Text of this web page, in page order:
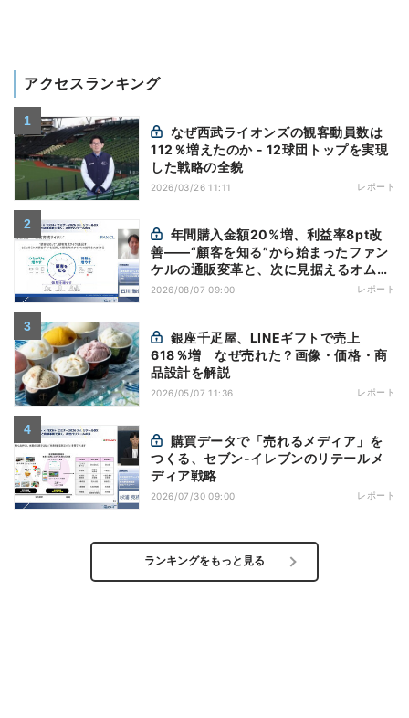
アクセスランキング
112％増えたのか - 12球団トップを実現
した戦略の全貌
2026/03/26 11:11 レポート
善——“顧客を知る”から始まったファン
ケルの通販変革と、次に見据えるオムニ
チャネル
2026/08/07 09:00 レポート
618％増 なぜ売れた？画像・価格・商
品設計を解説
2026/05/07 11:36 レポート
つくる、セブン-イレブンのリテールメ
ディア戦略
2026/07/30 09:00 レポート
ランキングをもっと見る